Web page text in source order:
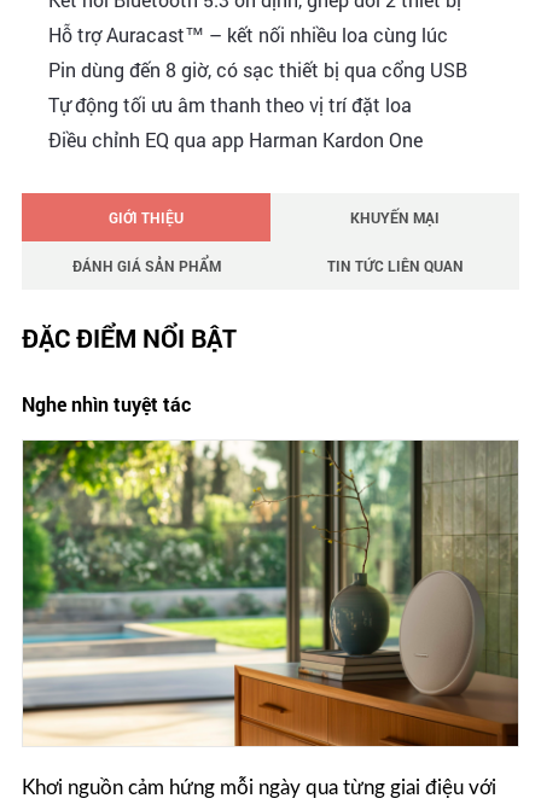
Hỗ trợ Auracast™ – kết nối nhiều loa cùng lúc
Pin dùng đến 8 giờ, có sạc thiết bị qua cổng USB
Tự động tối ưu âm thanh theo vị trí đặt loa
Điều chỉnh EQ qua app Harman Kardon One
GIỚI THIỆU KHUYẾN MẠI
ĐÁNH GIÁ SẢN PHẨM TIN TỨC LIÊN QUAN
ĐẶC ĐIỂM NỔI BẬT
Nghe nhìn tuyệt tác
Khơi nguồn cảm hứng mỗi ngày qua từng giai điệu với